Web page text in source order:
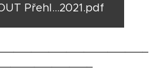
Přehl...2021.pdf